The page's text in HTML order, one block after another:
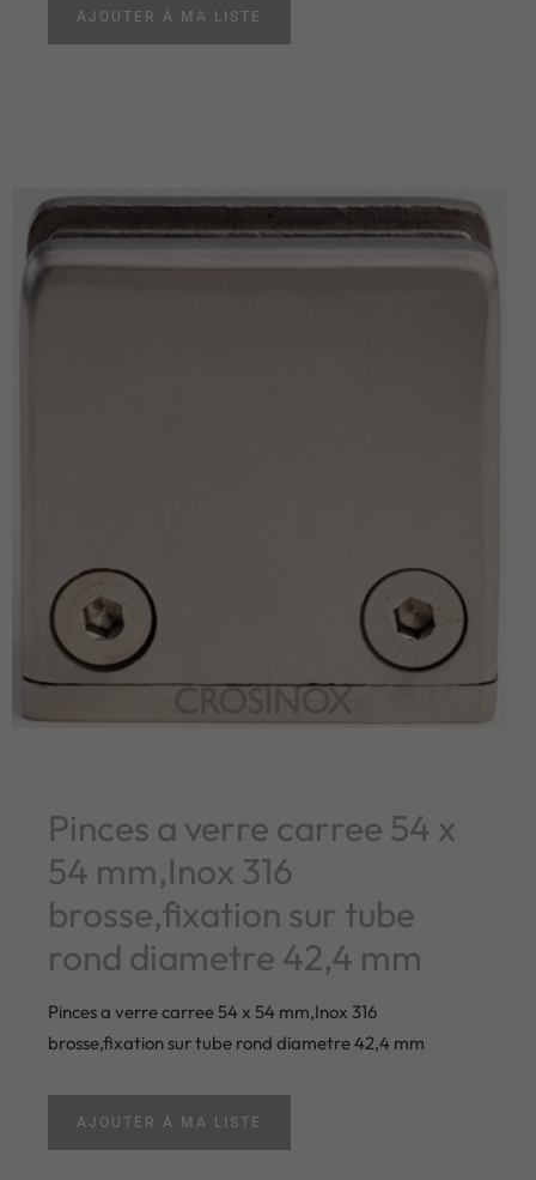
AJOUTER À MA LISTE
Pinces a verre carree 54 x
54 mm,Inox 316
brosse,fixation sur tube
rond diametre 42,4 mm
Pinces a verre carree 54 x 54 mm,Inox 316
brosse,fixation sur tube rond diametre 42,4 mm
AJOUTER À MA LISTE